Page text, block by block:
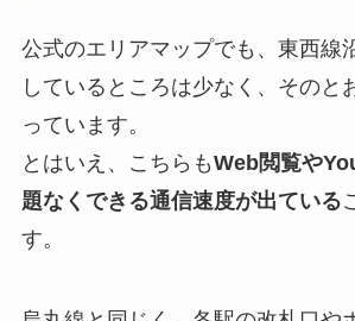
公式のエリアマップでも、東西線
しているところは少なく、そのと
っています。
とはいえ、こちらもWeb閲覧や
題なくできる通信速度が出ている
す。